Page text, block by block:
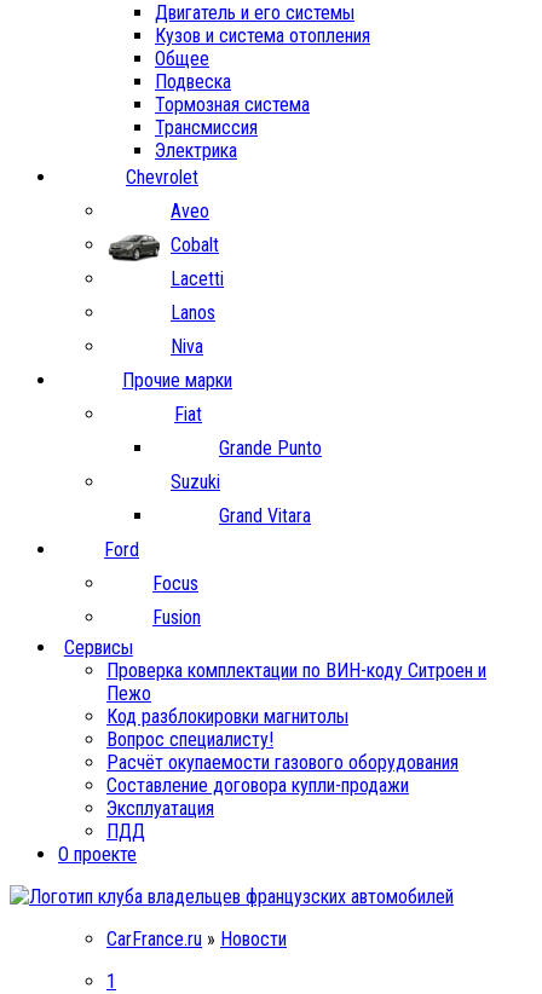
Двигатель и его системы
Кузов и система отопления
Общее
Подвеска
Тормозная система
Трансмиссия
Электрика
Chevrolet
Aveo
Cobalt
Lacetti
Lanos
Niva
Прочие марки
Fiat
Grande Punto
Suzuki
Grand Vitara
Ford
Focus
Fusion
Сервисы
Проверка комплектации по ВИН-коду Ситроен и
Пежо
Код разблокировки магнитолы
Вопрос специалисту!
Расчёт окупаемости газового оборудования
Составление договора купли-продажи
Эксплуатация
ПДД
О проекте
CarFrance.ru » Новости
1